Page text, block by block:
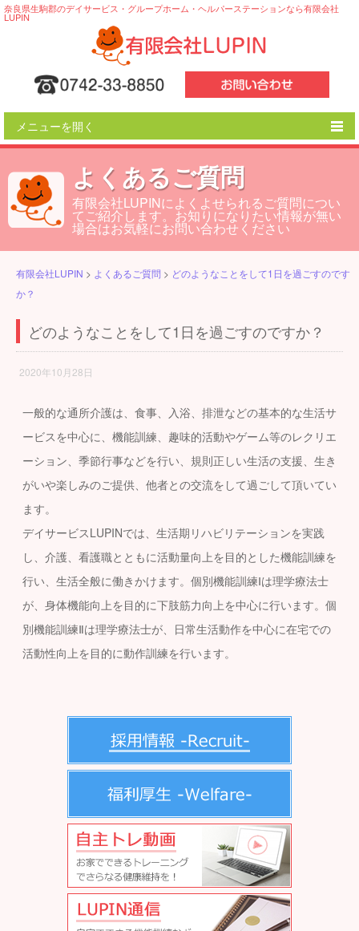
奈良県生駒郡のデイサービス・グループホーム・ヘルパーステーションなら有限会社
LUPIN
メニューを開く
ご利用の流れ
事業所一覧
よくあるご質問
よくあるご質問
有限会社LUPINによくよせられるご質問につい
てご紹介します。お知りになりたい情報が無い
場合はお気軽にお問い合わせください
有限会社LUPIN > よくあるご質問 > どのようなことをして1日を過ごすのです
か？
どのようなことをして1日を過ごすのですか？
2020年10月28日
一般的な通所介護は、食事、入浴、排泄などの基本的な生活サ
ービスを中心に、機能訓練、趣味的活動やゲーム等のレクリエ
ーション、季節行事などを行い、規則正しい生活の支援、生き
がいや楽しみのご提供、他者との交流をして過ごして頂いてい
ます。
デイサービスLUPINでは、生活期リハビリテーションを実践
し、介護、看護職とともに活動量向上を目的とした機能訓練を
行い、生活全般に働きかけます。個別機能訓練Ⅰは理学療法士
が、身体機能向上を目的に下肢筋力向上を中心に行います。個
別機能訓練Ⅱは理学療法士が、日常生活動作を中心に在宅での
活動性向上を目的に動作訓練を行います。